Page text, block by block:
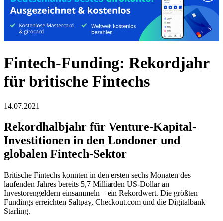
Fintech-Funding: Rekordjahr
für britische Fintechs
14.07.2021
Rekordhalbjahr für Venture-Kapital-
Investitionen in den Londoner und
globalen Fintech-Sektor
Britische Fintechs konnten in den ersten sechs Monaten des
laufenden Jahres bereits 5,7 Milliarden US-Dollar an
Investorengeldern einsammeln – ein Rekordwert. Die größten
Fundings erreichten Saltpay, Checkout.com und die Digitalbank
Starling.